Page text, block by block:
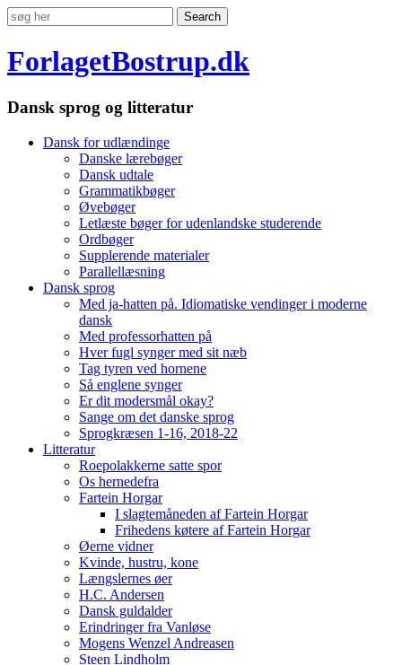
ForlagetBostrup.dk
Dansk sprog og litteratur
Dansk for udlændinge
Danske lærebøger
Dansk udtale
Grammatikbøger
Øvebøger
Letlæste bøger for udenlandske studerende
Ordbøger
Supplerende materialer
Parallellæsning
Dansk sprog
Med ja-hatten på. Idiomatiske vendinger i moderne
dansk
Med professorhatten på
Hver fugl synger med sit næb
Tag tyren ved hornene
Så englene synger
Er dit modersmål okay?
Sange om det danske sprog
Sprogkræsen 1-16, 2018-22
Litteratur
Roepolakkerne satte spor
Os hernedefra
Fartein Horgar
I slagtemåneden af Fartein Horgar
Frihedens køtere af Fartein Horgar
Øerne vidner
Kvinde, hustru, kone
Længslernes øer
H.C. Andersen
Dansk guldalder
Erindringer fra Vanløse
Mogens Wenzel Andreasen
Steen Lindholm